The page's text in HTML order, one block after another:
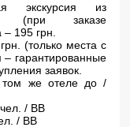
экскурсия из
(при заказе
195 грн.
(только места с
– гарантированные
заявок.
том же отеле до /
/ ВВ
/ ВВ